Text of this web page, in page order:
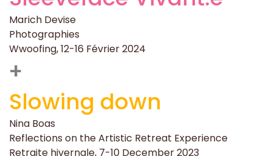
Marich Devise
Photographies
Wwoofing, 12-16 Février 2024
+
Slowing down
Nina Boas
Reflections on the Artistic Retreat Experience
Retraite hivernale, 7-10 December 2023